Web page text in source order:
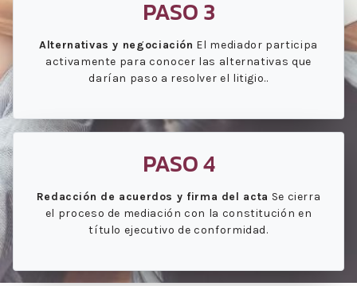
PASO 3
Alternativas y negociación El mediador participa
activamente para conocer las alternativas que
darían paso a resolver el litigio..
PASO 4
Redacción de acuerdos y firma del acta Se cierra
el proceso de mediación con la constitución en
título ejecutivo de conformidad.